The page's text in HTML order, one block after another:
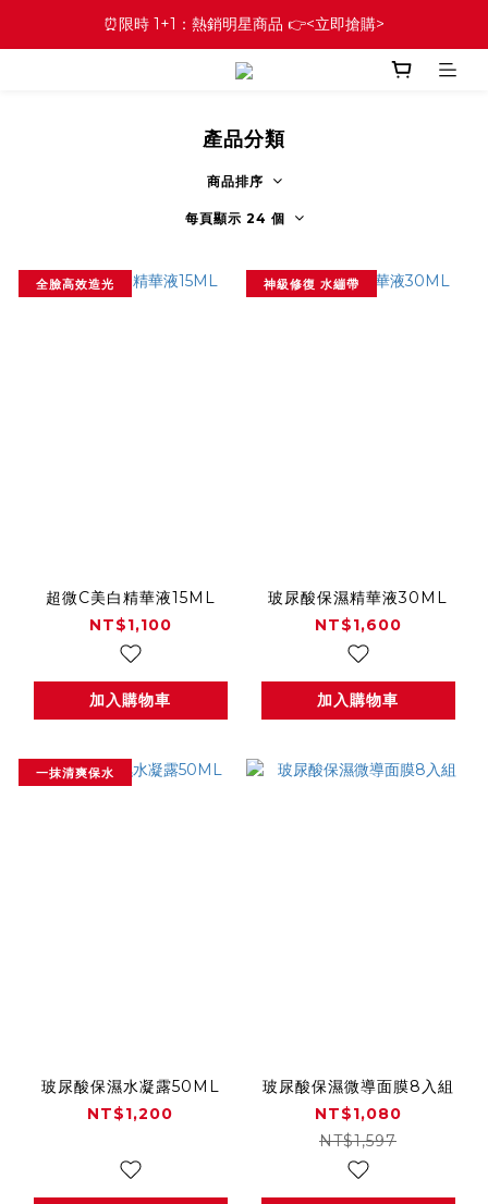
⏰限時 1+1：熱銷明星商品 👉<立即搶購>
產品分類
商品排序
每頁顯示 24 個
全臉高效造光
超微C美白精華液15ML
NT$1,100
加入購物車
神級修復 水繃帶
玻尿酸保濕精華液30ML
NT$1,600
加入購物車
一抹清爽保水
玻尿酸保濕水凝露50ML
NT$1,200
玻尿酸保濕微導面膜8入組
NT$1,080
NT$1,597